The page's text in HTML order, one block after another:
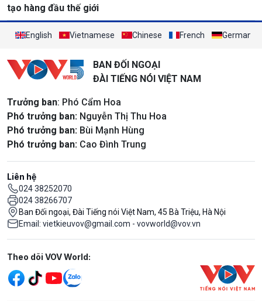
tạo hàng đầu thế giới
English Vietnamese Chinese French German
BAN ĐỐI NGOẠI
ĐÀI TIẾNG NÓI VIỆT NAM
Trưởng ban: Phó Cẩm Hoa
Phó trưởng ban: Nguyễn Thị Thu Hoa
Phó trưởng ban: Bùi Mạnh Hùng
Phó trưởng ban: Cao Đình Trung
Liên hệ
024 38252070
024 38266707
Ban Đối ngoại, Đài Tiếng nói Việt Nam, 45 Bà Triệu, Hà Nội
Email: vietkieuvov@gmail.com - vovworld@vov.vn
Mạng xã hội
Theo dõi VOV World: